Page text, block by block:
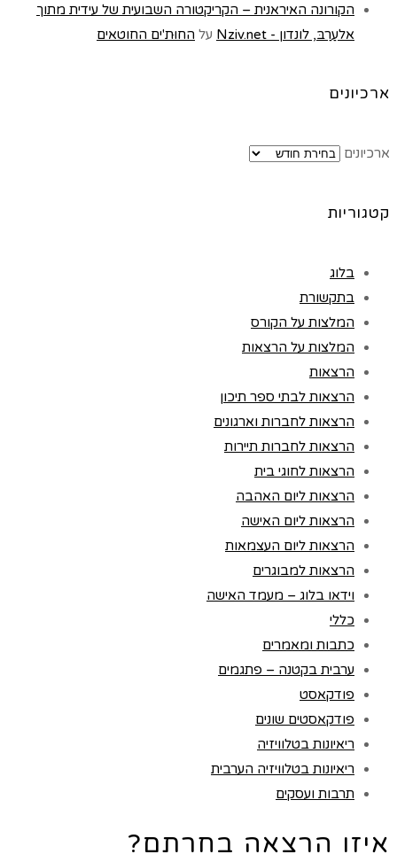
הקורונה האיראנית – הקריקטורה השבועית של עידית מתוך
אלעַרַבּ, לונדון - Nziv.net
על החוּת'ים החוטאים
ארכיונים
ארכיונים
קטגוריות
בלוג
בתקשורת
המלצות על הקורס
המלצות על הרצאות
הרצאות
הרצאות לבתי ספר תיכון
הרצאות לחברות וארגונים
הרצאות לחברות תיירות
הרצאות לחוגי בית
הרצאות ליום האהבה
הרצאות ליום האישה
הרצאות ליום העצמאות
הרצאות למבוגרים
וידאו בלוג – מעמד האישה
כללי
כתבות ומאמרים
ערבית בקטנה – פתגמים
פודקאסט
פודקאסטים שונים
ריאיונות בטלוויזיה
ריאיונות בטלוויזיה הערבית
תרבות ועסקים
איזו הרצאה בחרתם?